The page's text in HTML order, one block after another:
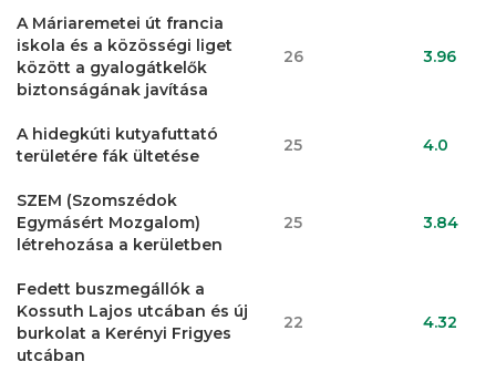
A Máriaremetei út francia
iskola és a közösségi liget
között a gyalogátkelők
biztonságának javítása
26 3.96
A hidegkúti kutyafuttató
területére fák ültetése
25 4.0
SZEM (Szomszédok
Egymásért Mozgalom)
létrehozása a kerületben
25 3.84
Fedett buszmegállók a
Kossuth Lajos utcában és új
burkolat a Kerényi Frigyes
utcában
22 4.32